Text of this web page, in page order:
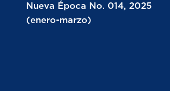
Nueva Época No. 014, 2025
(enero-marzo)